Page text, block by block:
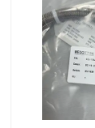
ভিডিও
আমাদের সম্পর্কে